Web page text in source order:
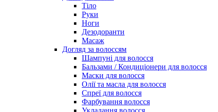
Тіло
Руки
Ноги
Дезодоранти
Масаж
Догляд за волоссям
Шампуні для волосся
Бальзами / Кондиціонери для волосся
Маски для волосся
Олії та масла для волосся
Спреї для волосся
Фарбування волосся
Укладання волосся